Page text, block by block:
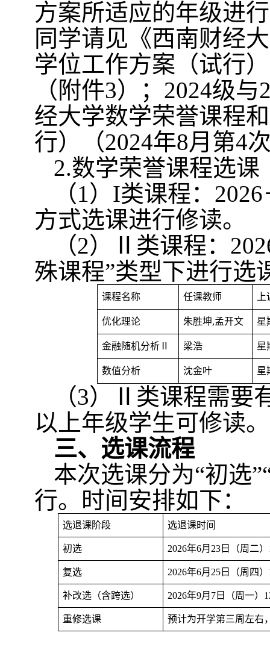
方案所适应的年级进
同学请见《西南财经
学位工作方案（试行
（附件3）； 2024级与
经大学数学荣誉课程
行）（2024年8月第4
2.数学荣誉课程选课
（1） I类课程： 2026
方式选课进行修读。
（2）Ⅱ类课程：
殊课程”类型下进行选
课程名称 任课教师
优化理论 朱胜坤,孟开文 星
金融随机分析Ⅱ 梁浩 星
数值分析 沈金叶 星
（3）Ⅱ类课程需要
以上年级学生可修读。
三、选课流程
本次选课分为“初选
行。时间安排如下：
选退课阶段 选退课时间
初选 2026年6月 23 日（周二）
复选 2026年6月 25 日（周四）
补改选（含跨选） 2026年9月 7 日（周一）
重修选课 预计为开学第三周左右